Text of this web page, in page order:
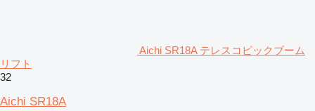
Aichi SR18A テレスコピックブーム
リフト
32
Aichi SR18A